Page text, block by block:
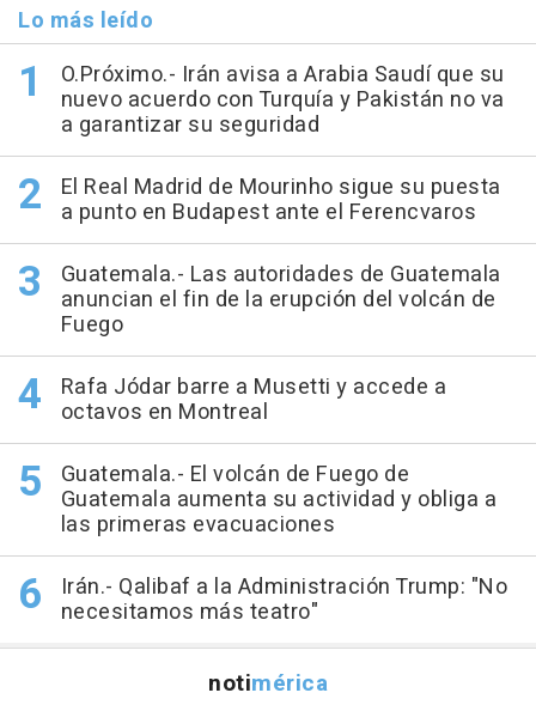
Lo más leído
O.Próximo.- Irán avisa a Arabia Saudí que su
nuevo acuerdo con Turquía y Pakistán no va
a garantizar su seguridad
El Real Madrid de Mourinho sigue su puesta
a punto en Budapest ante el Ferencvaros
Guatemala.- Las autoridades de Guatemala
anuncian el fin de la erupción del volcán de
Fuego
Rafa Jódar barre a Musetti y accede a
octavos en Montreal
Guatemala.- El volcán de Fuego de
Guatemala aumenta su actividad y obliga a
las primeras evacuaciones
Irán.- Qalibaf a la Administración Trump: "No
necesitamos más teatro"
notimérica